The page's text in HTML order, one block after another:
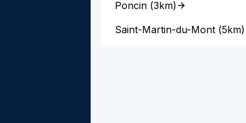
Poncin (3km)
Saint-Martin-du-Mont (5km)